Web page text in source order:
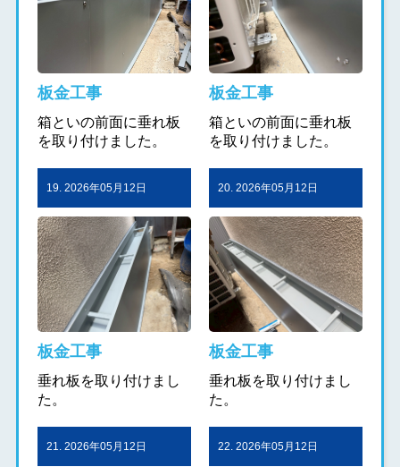
板金工事
箱といの前面に垂れ板
を取り付けました。
板金工事
箱といの前面に垂れ板
を取り付けました。
19. 2026年05月12日
板金工事
垂れ板を取り付けまし
た。
20. 2026年05月12日
板金工事
垂れ板を取り付けまし
た。
21. 2026年05月12日 22. 2026年05月12日